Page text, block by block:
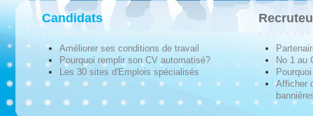
Candidats
Améliorer ses conditions de travail
Pourquoi remplir son CV automatisé?
Les 30 sites d'Emplois spécialisés
No 1 au
Afficher